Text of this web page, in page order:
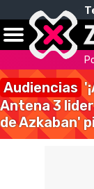
Audiencias
Antena 3
de Azkaban'